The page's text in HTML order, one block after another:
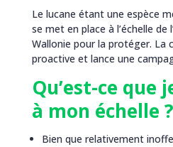
Le lucane étant une espèce
se met en place à l’échelle de
Wallonie pour la protéger. La
proactive et lance une
Qu’est-ce que
à mon échelle ?
Bien que relativement